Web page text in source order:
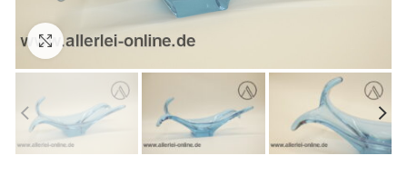
Zum Vergrößern anklicken